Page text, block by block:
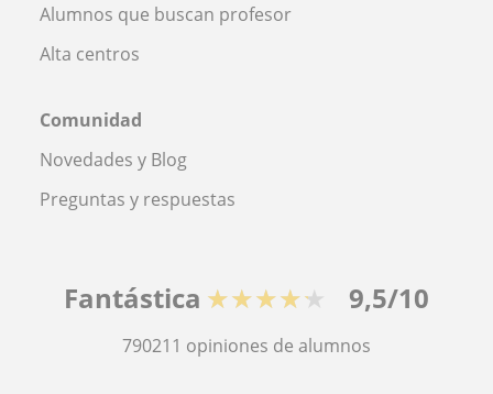
Alumnos que buscan profesor
Alta centros
Comunidad
Novedades y Blog
Preguntas y respuestas
Fantástica ★★★★★ 9,5/10
790211 opiniones de alumnos